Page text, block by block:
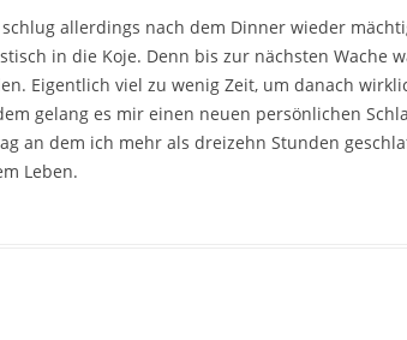
schlug allerdings nach dem Dinner wieder
in die Koje. Denn bis zur nächsten Wache
Eigentlich viel zu wenig Zeit, um danach
gelang es mir einen neuen persönlichen
an dem ich mehr als dreizehn Stunden
Leben.